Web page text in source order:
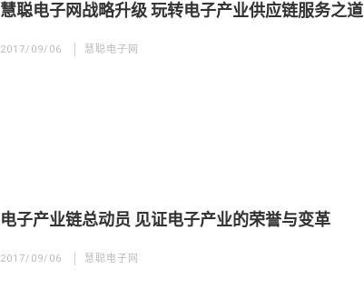
慧聪电子网战略升级 玩转电子产业供应链服务之道
2017/09/06 慧聪电子网
电子产业链总动员 见证电子产业的荣誉与变革
2017/09/06 慧聪电子网